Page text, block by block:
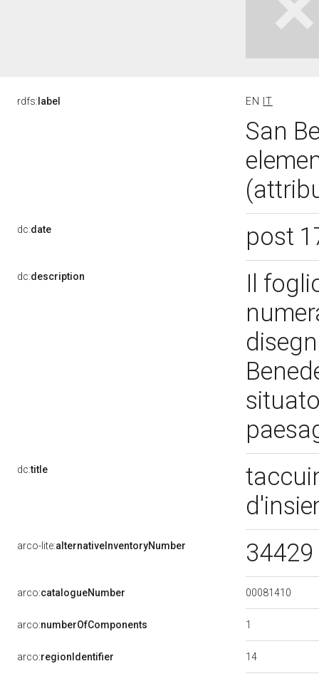
rdfs: label EN IT
San
dc:date post
dc:description
Il
dc:title
arco-lite:alternativeInventoryNumber
arco:catalogueNumber 00081410
arco:numberOfComponents 1
arco:regionIdentifier 14